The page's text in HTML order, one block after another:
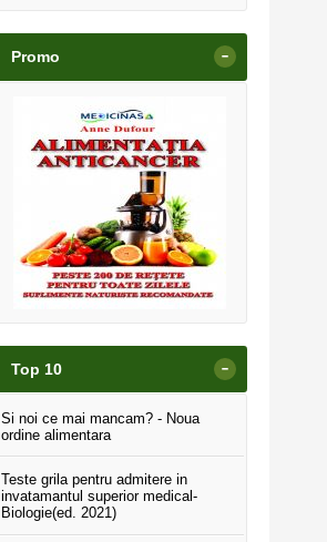
Promo -
Top 10 -
Si noi ce mai mancam? - Noua
ordine alimentara
Teste grila pentru admitere in
invatamantul superior medical-
Biologie(ed. 2021)